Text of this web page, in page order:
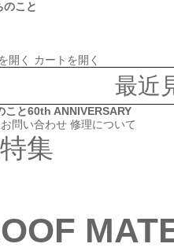
のこと
開く カートを開く
最近
こと60th ANNIVERSARY
お問い合わせ 修理について
集